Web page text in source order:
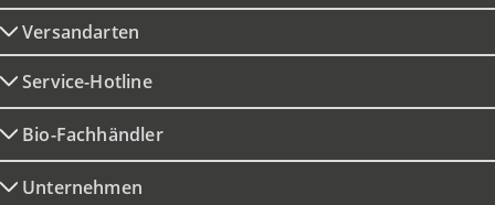
Versandarten
Service-Hotline
Bio-Fachhändler
Unternehmen